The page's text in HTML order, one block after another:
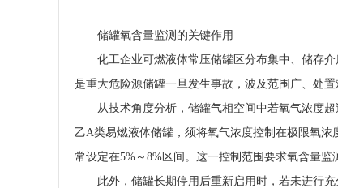
储罐氧含量监测的关键作用
化工企业可燃液体常压储罐区分布集中、储存
是重大危险源储罐一旦发生事故，波及范围广、处置
从技术角度分析，储罐气相空间中若氧气浓度
乙A类易燃液体储罐，须将氧气浓度控制在极限氧浓
常设定在5%～8%区间。这一控制范围要求氧含量
此外，储罐长期停用后重新启用时，若未进行